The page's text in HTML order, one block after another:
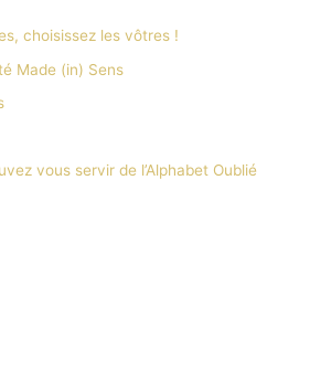
choisissez les vôtres !
Made (in) Sens
vous servir de l’Alphabet Oublié